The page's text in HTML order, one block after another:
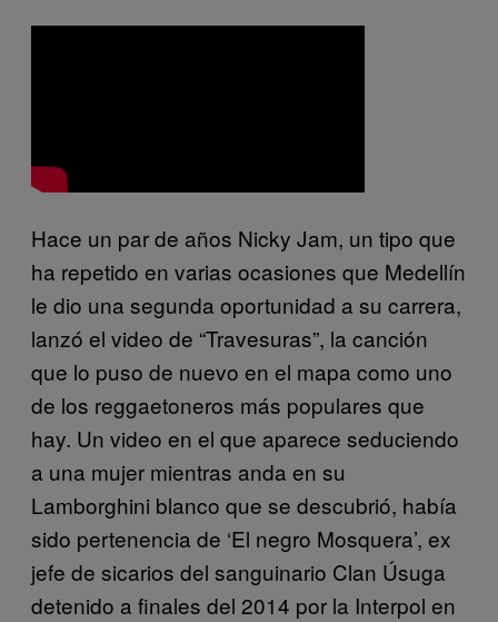
Hace un par de años Nicky Jam, un tipo que
ha repetido en varias ocasiones que Medellín
le dio una segunda oportunidad a su carrera,
lanzó el video de “Travesuras”, la canción
que lo puso de nuevo en el mapa como uno
de los reggaetoneros más populares que
hay. Un video en el que aparece seduciendo
a una mujer mientras anda en su
Lamborghini blanco que se descubrió, había
sido pertenencia de ‘El negro Mosquera’, ex
jefe de sicarios del sanguinario Clan Úsuga
detenido a finales del 2014 por la Interpol en